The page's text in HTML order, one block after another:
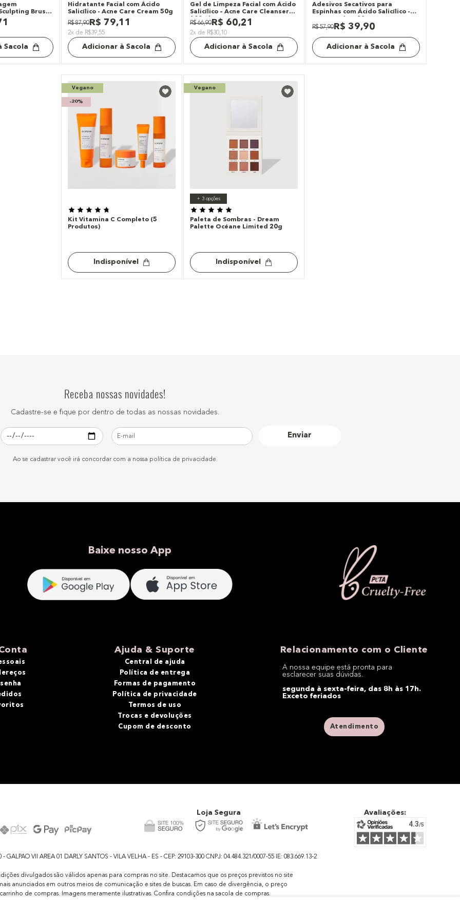
Brush
Sacola
Hidratante Facial com Ácido
Salicílico - Acne Care Cream 50g
R$ 87,90 R$ 79,11
2x de R$39,55
Adicionar à Sacola
Gel de Limpeza Facial com Ácido
Salicílico – Acne Care Cleanser
100ml
R$ 66,90 R$ 60,21
2x de R$30,10
Adicionar à Sacola
Adesivos Secativos para
Espinhas com Ácido Salicílico -
R$ 57,90 R$ 39,90
Adicionar à Sacola
Vegano
-20%
Kit Vitamina C Completo (5
Produtos)
Indisponível
Vegano
+ 3 opções
Paleta de Sombras - Dream
Palette Océane Limited 20g
Indisponível
Receba nossas novidades!
Cadastre-se e fique por dentro de todas as nossas novidades.
Enviar
Ao se cadastrar você irá concordar com a nossa política de privacidade.
Baixe nosso App
Ajuda & Suporte
Central de ajuda
Política de entrega
Formas de pagamento
Política de privacidade
Termos de uso
Trocas e devoluções
Cupom de desconto
Relacionamento com o Cliente
A nossa equipe está pronta para
esclarecer suas dúvidas.
segunda à sexta-feira, das 8h às 17h.
Exceto feriados
Atendimento
Loja Segura Avaliações:
GALPAO VII AREA 01 DARLY SANTOS - VILA VELHA - ES - CEP: 29103-300 CNPJ: 04.484.321/0007-55 IE: 083.669.13-2
divulgados são válidos apenas para compras no site. Destacamos que os preços previstos no site
anunciados em outros meios de comunicação e sites de buscas. Em caso de divergência, o preço
de compras. Imagens meramente ilustrativas. Confira condições na sacola de compras.